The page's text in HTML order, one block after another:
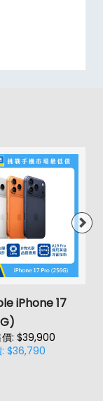
iPhone 17
: $39,900
: $36,790